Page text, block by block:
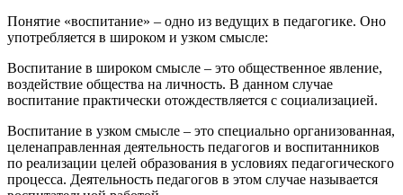
Понятие «воспитание» – одно из ведущих в педагогике. Оно
употребляется в широком и узком смысле:
Воспитание в широком смысле – это общественное явление,
воздействие общества на личность. В данном случае
воспитание практически отождествляется с социализацией.
Воспитание в узком смысле – это специально организованная,
целенаправленная деятельность педагогов и воспитанников
по реализации целей образования в условиях педагогического
процесса. Деятельность педагогов в этом случае называется